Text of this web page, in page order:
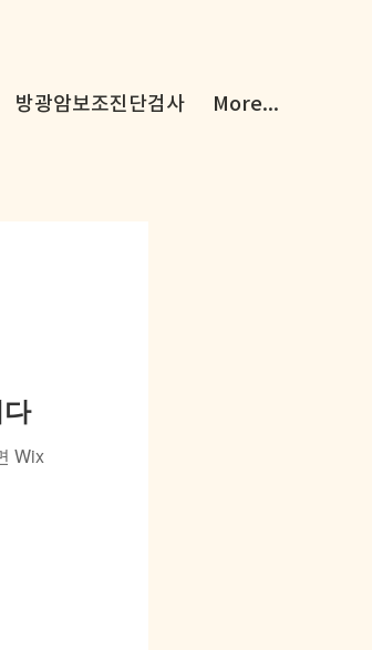
방광암보조진단검사 More...
Wix